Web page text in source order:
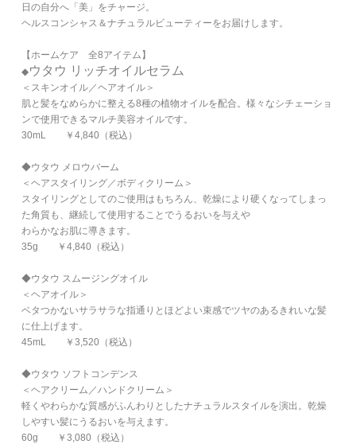
日の自分へ「美」をチャージ。
ヘルスコンシャス＆ナチュラルビューティーをお届けします。
【ホームケア 全8アイテム】
◆ウタウ リッチオイルセラム
＜スキンオイル／ヘアオイル＞
肌と髪をなめらかに整える8種の植物オイルを配合。様々なシチェーショ
ンで使用できるマルチ美容オイルです。
30mL ￥4,840（税込）
◆ウタウ メロウバーム
＜ヘアスタイリング／ボディクリーム＞
スタイリングとしてのご使用はもちろん、乾燥により硬くなってしまっ
た角質も、継続して使用することでうるおいを与えや
わらかなお肌に導きます。
35g ￥4,840（税込）
◆ウタウ スムージングオイル
＜ヘアオイル＞
ベタつかないサラサラな指通りとほどよい束感でツヤのあるきれいな髪
に仕上げます。
45mL ￥3,520（税込）
◆ウタウ ソフトコンデンス
＜ヘアクリーム／ハンドクリーム＞
軽くやわらかな質感がふんわりとしたナチュラルスタイルを演出。乾燥
しやすい髪にうるおいを与えます。
60g ￥3,080（税込）